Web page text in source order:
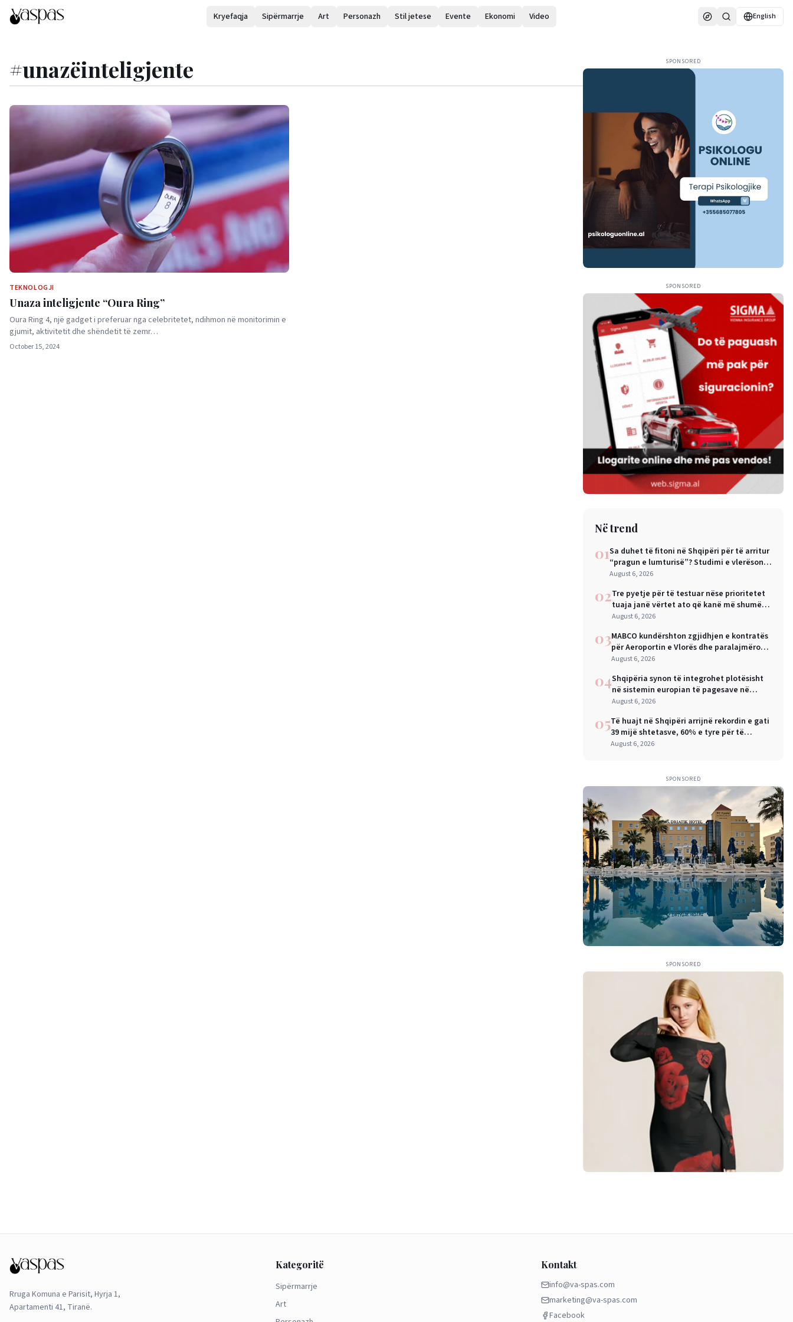
Kryefaqja Sipërmarrje Art Personazh Stil jetese Evente Ekonomi Video English
#unazëinteligjente
TEKNOLOGJI
Unaza inteligjente “Oura Ring”
Oura Ring 4, një gadget i preferuar nga celebritetet, ndihmon në monitorimin e
gjumit, aktivitetit dhe shëndetit të zemr…
October 15, 2024
SPONSORED
SPONSORED
Në trend
01Sa duhet të fitoni në Shqipëri për të arritur
“pragun e lumturisë”? Studimi e vlerëson
në 28 mijë dollarë në vit
August 6, 2026
02Tre pyetje për të testuar nëse prioritetet
tuaja janë vërtet ato që kanë më shumë
rëndësi
August 6, 2026
03MABCO kundërshton zgjidhjen e kontratës
për Aeroportin e Vlorës dhe paralajmëron
arbitrazh ndërkombëtar
August 6, 2026
04Shqipëria synon të integrohet plotësisht
në sistemin europian të pagesave në
nëntor, Sejko: Kursime të mëdha për
August 6, 2026
05Të huajt në Shqipëri arrijnë rekordin e gati
39 mijë shtetasve, 60% e tyre për të
punuar
August 6, 2026
SPONSORED
SPONSORED
Rruga Komuna e Parisit, Hyrja 1,
Apartamenti 41, Tiranë.
Kategoritë
Sipërmarrje
Art
Kontakt
info@va-spas.com
marketing@va-spas.com
Facebook